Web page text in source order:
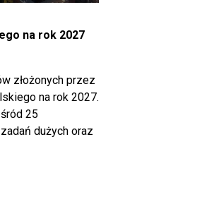
na rok 2027
złożonych przez
na rok 2027.
25
dużych oraz